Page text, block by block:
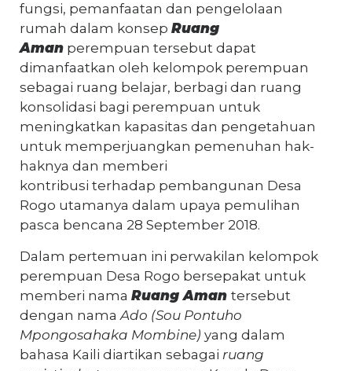
fungsi, pemanfaatan dan pengelolaan
rumah dalam konsep Ruang
Aman perempuan tersebut dapat
dimanfaatkan oleh kelompok perempuan
sebagai ruang belajar, berbagi dan ruang
konsolidasi bagi perempuan untuk
meningkatkan kapasitas dan pengetahuan
untuk memperjuangkan pemenuhan hak-
haknya dan memberi
kontribusi terhadap pembangunan Desa
Rogo utamanya dalam upaya pemulihan
pasca bencana 28 September 2018.
Dalam pertemuan ini perwakilan kelompok
perempuan Desa Rogo bersepakat untuk
memberi nama Ruang Aman tersebut
dengan namaAdo (Sou Pontuho
Mpongosahaka Mombine) yang dalam
bahasa Kaili diartikan sebagai ruang